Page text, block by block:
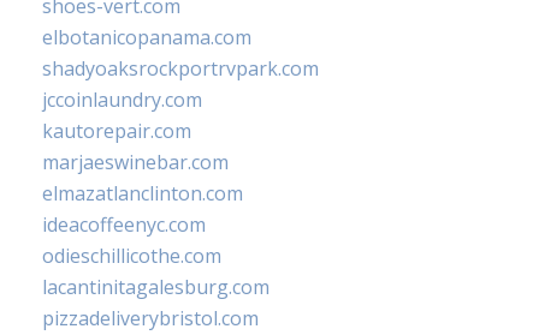
shoes-vert.com
elbotanicopanama.com
shadyoaksrockportrvpark.com
jccoinlaundry.com
kautorepair.com
marjaeswinebar.com
elmazatlanclinton.com
ideacoffeenyc.com
odieschillicothe.com
lacantinitagalesburg.com
pizzadeliverybristol.com